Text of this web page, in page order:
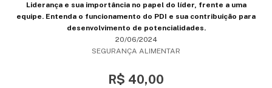
Liderança e sua importância no papel do líder, frente a uma
equipe. Entenda o funcionamento do PDI e sua contribuição para
desenvolvimento de potencialidades.
20/06/2024
SEGURANÇA ALIMENTAR
R$ 40,00